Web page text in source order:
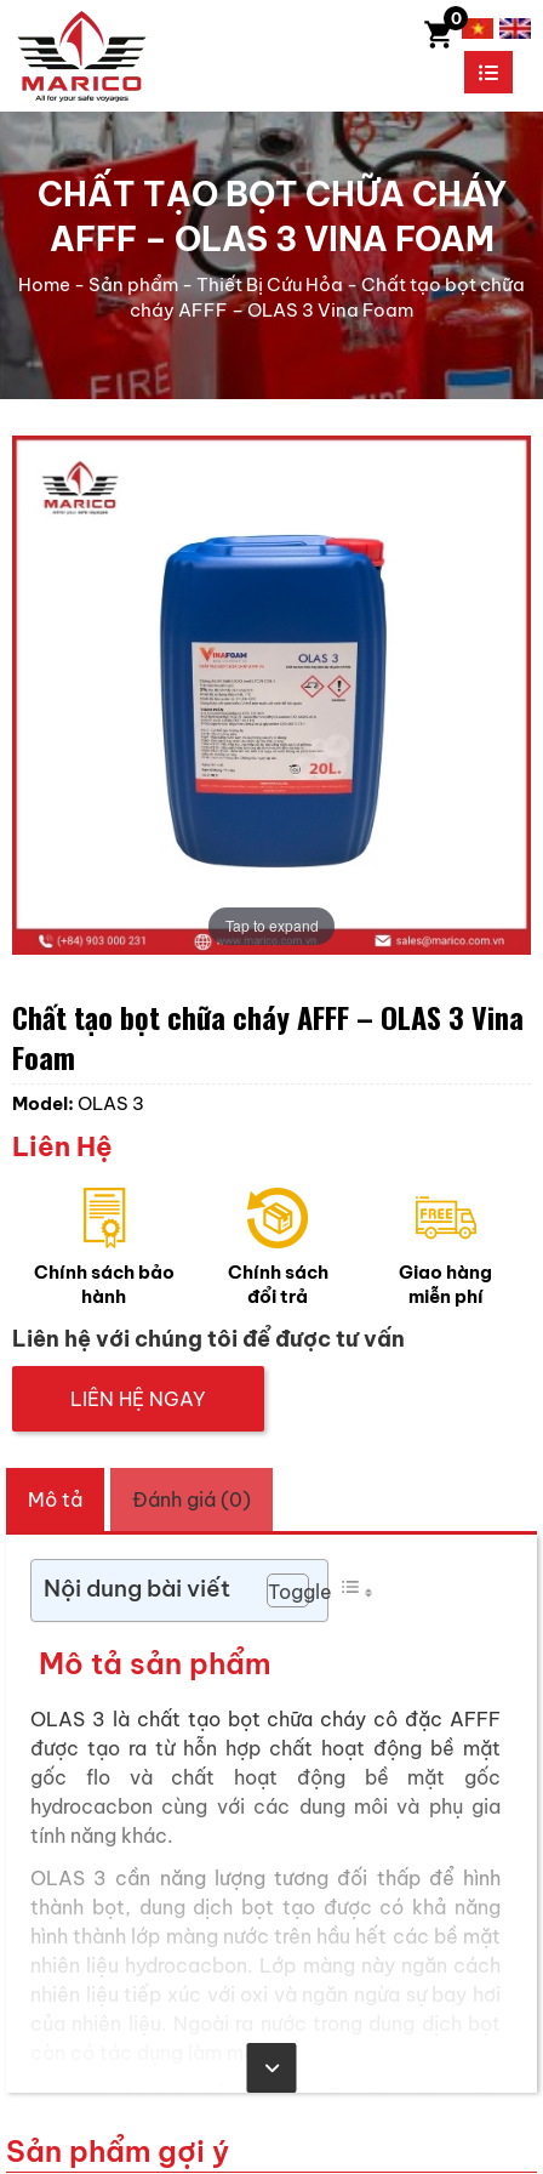
0
CHẤT TẠO BỌT CHỮA CHÁY
AFFF – OLAS 3 VINA FOAM
Home - Sản phẩm - Thiết Bị Cứu Hỏa-Chất tạo bọt chữa
cháy AFFF – OLAS 3 Vina Foam
Tap to expand
Chất tạo bọt chữa cháy AFFF – OLAS 3 Vina
Foam
Model: OLAS 3
Liên Hệ
Chính sách bảo
hành
Chính sách
đổi trả
Giao hàng
miễn phí
Liên hệ với chúng tôi để được tư vấn
LIÊN HỆ NGAY
Mô tả Đánh giá (0)
Nội dung bài viết Toggle
Mô tả sản phẩm
OLAS 3 là chất tạo bọt chữa cháy cô đặc AFFF
được tạo ra từ hỗn hợp chất hoạt động bề mặt
gốc flo và chất hoạt động bề mặt gốc
hydrocacbon cùng với các dung môi và phụ gia
tính năng khác.
OLAS 3 cần năng lượng tương đối thấp để hình
thành bọt, dung dịch bọt tạo được có khả năng
hình thành lớp màng nước trên hầu hết các bề mặt
nhiên liệu hydrocacbon. Lớp màng này ngăn cách
nhiên liệu tiếp xúc với oxi và ngăn ngừa sự bay hơi
còn có tác dụng làm mát.
OLAS 3 phù hợp để sử dụng với nước mặn, nước
bảo quản và sử dụng dung dịch bọt trong hệ thống
Sản phẩm gợi ý